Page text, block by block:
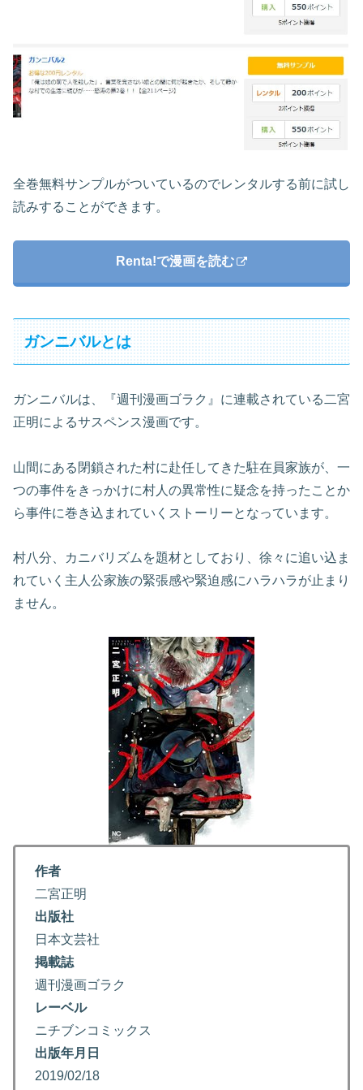
全巻無料サンプルがついているのでレンタルする前に試し
読みすることができます。
Renta!で漫画を読む
ガンニバルとは
ガンニバルは、『週刊漫画ゴラク』に連載されている二宮
正明によるサスペンス漫画です。
山間にある閉鎖された村に赴任してきた駐在員家族が、一
つの事件をきっかけに村人の異常性に疑念を持ったことか
ら事件に巻き込まれていくストーリーとなっています。
村八分、カニバリズムを題材としており、徐々に追い込ま
れていく主人公家族の緊張感や緊迫感にハラハラが止まり
ません。
作者
二宮正明
出版社
日本文芸社
掲載誌
週刊漫画ゴラク
レーベル
ニチブンコミックス
出版年月日
2019/02/18